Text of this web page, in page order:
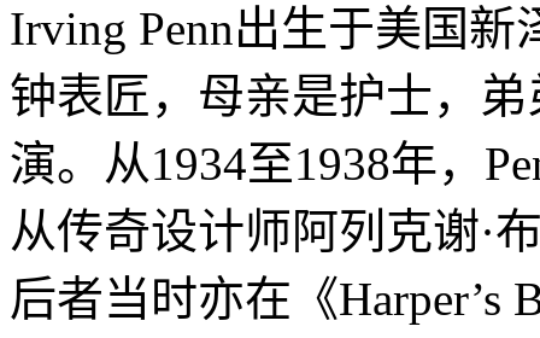
Irving Penn出生于美国
钟表匠，母亲是护士，
演。从1934至1938年，
从传奇设计师阿列克谢·
后者当时亦在《Harper’s